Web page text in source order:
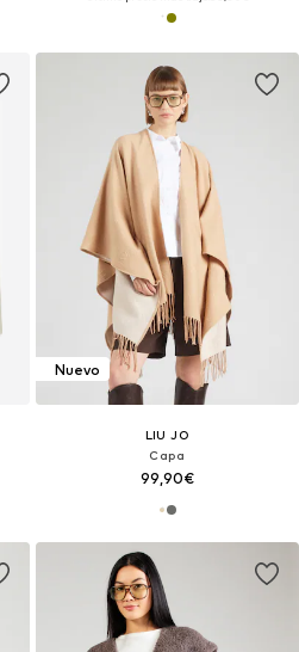
Nuevo
LIU JO
Capa
99,90€